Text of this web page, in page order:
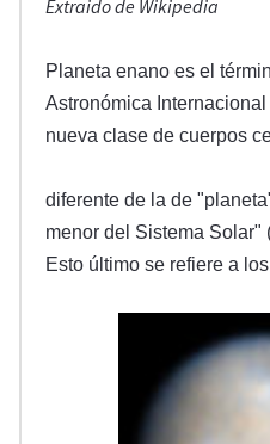
Extraido de Wikipedia
Planeta enano es el
Astronómica
nueva clase de cuerpos
diferente de la de
menor del Sistema Solar"
Esto último se refiere a